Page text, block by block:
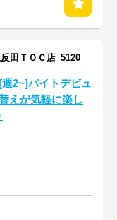
田ＴＯＣ店_5120
週2~]バイトデビュ
えが気軽に楽し